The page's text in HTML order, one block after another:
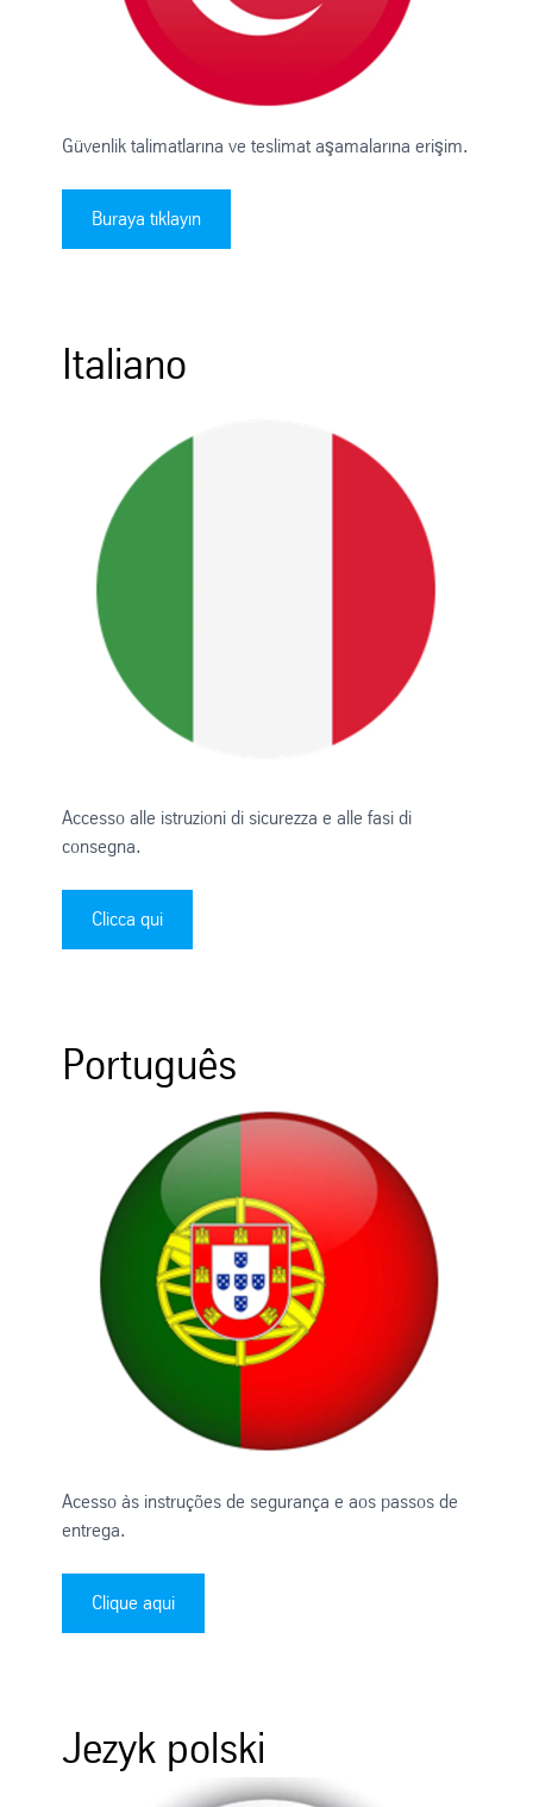
Güvenlik talimatlarına ve teslimat aşamalarına erişim.
Buraya tıklayın
Italiano
Accesso alle istruzioni di sicurezza e alle fasi di
consegna.
Clicca qui
Português
Acesso às instruções de segurança e aos passos de
entrega.
Clique aqui
Jezyk polski